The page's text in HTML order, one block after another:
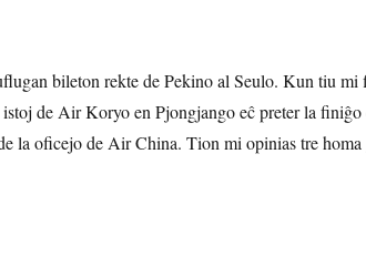
bileton rekte de Pekino al Seulo. Kun tiu mi
de Air Koryo en Pjongjango eĉ preter la finiĝo
la oficejo de Air China. Tion mi opinias tre homa